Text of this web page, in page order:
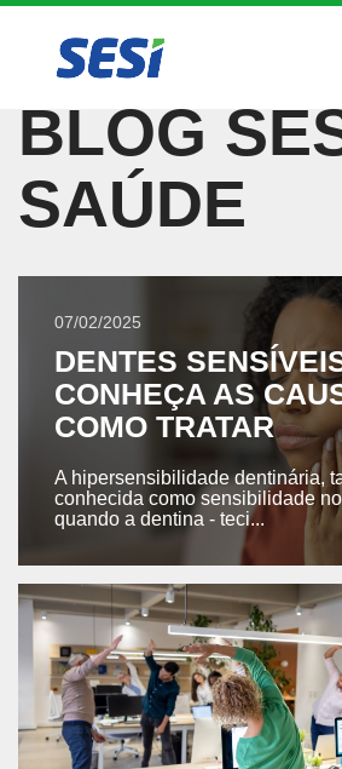
Pular
para
conteúdo
BLOG
SAÚDE
07/02/2025
DENTES
CONHEÇA AS
COMO TRATAR
A hipersensibilidade dentinária,
conhecida como sensibilidade
quando a dentina - teci...